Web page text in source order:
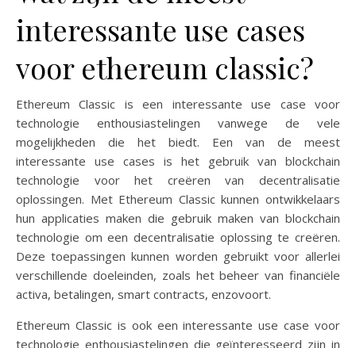
interessante use cases
voor ethereum classic?
Ethereum Classic is een interessante use case voor
technologie enthousiastelingen vanwege de vele
mogelijkheden die het biedt. Een van de meest
interessante use cases is het gebruik van blockchain
technologie voor het creëren van decentralisatie
oplossingen. Met Ethereum Classic kunnen ontwikkelaars
hun applicaties maken die gebruik maken van blockchain
technologie om een ​​decentralisatie oplossing te creëren.
Deze toepassingen kunnen worden gebruikt voor allerlei
verschillende doeleinden, zoals het beheer van financiële
activa, betalingen, smart contracts, enzovoort.
Ethereum Classic is ook een interessante use case voor
technologie enthousiastelingen die geïnteresseerd zijn in